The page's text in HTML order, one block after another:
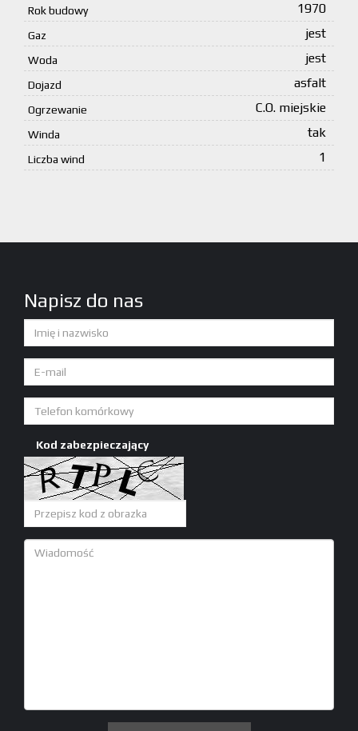
Rok budowy 1970
Gaz jest
Woda jest
Dojazd asfalt
Ogrzewanie C.O. miejskie
Winda tak
Liczba wind 1
Napisz do nas
Kod zabezpieczający